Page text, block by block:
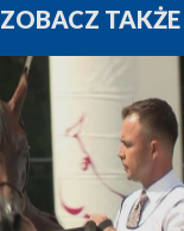
ZOBACZ TAKŻE